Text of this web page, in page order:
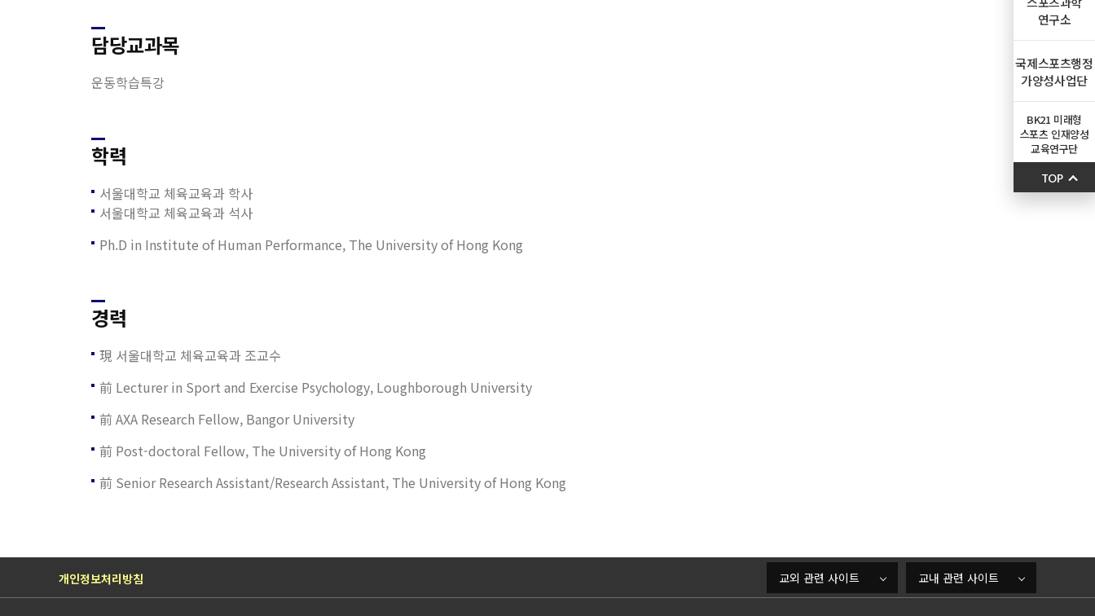
담당교과목
운동학습특강
학력
서울대학교 체육교육과 학사
서울대학교 체육교육과 석사
Ph.D in Institute of Human Performance, The University of Hong Kong
경력
現 서울대학교 체육교육과 조교수
前 Lecturer in Sport and Exercise Psychology, Loughborough University
前 AXA Research Fellow, Bangor University
前 Post-doctoral Fellow, The University of Hong Kong
前 Senior Research Assistant/Research Assistant, The University of Hong Kong
개인정보처리방침 교내 관련 사이트
교외 관련 사이트
연구소
국제스포츠행정
가양성사업단
BK21 미래형
스포츠 인재양성
교육연구단
TOP